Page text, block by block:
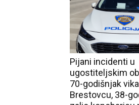
Pijani incidenti u
ugostiteljskim
70-godišnjak
Brestovcu, 38-